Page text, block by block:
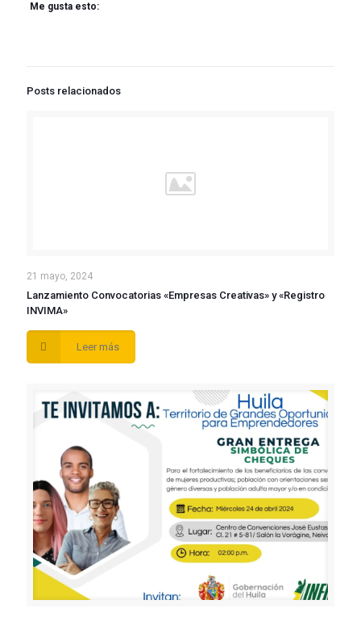
Me gusta esto:
Posts relacionados
21 mayo, 2024
Lanzamiento Convocatorias «Empresas Creativas» y «Registro
INVIMA»
Leer más